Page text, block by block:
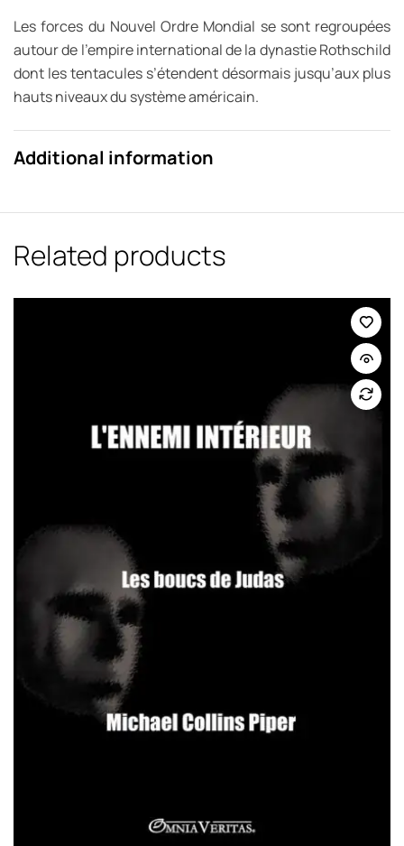
Les forces du Nouvel Ordre Mondial se sont regroupées
autour de l’empire international de la dynastie Rothschild
dont les tentacules s’étendent désormais jusqu’aux plus
hauts niveaux du système américain.
Additional information
Related products